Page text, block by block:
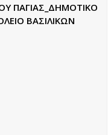
ΠΑΓΙΑΣ_ΔΗΜΟΤΙΚΟ
ΒΑΣΙΛΙΚΩΝ